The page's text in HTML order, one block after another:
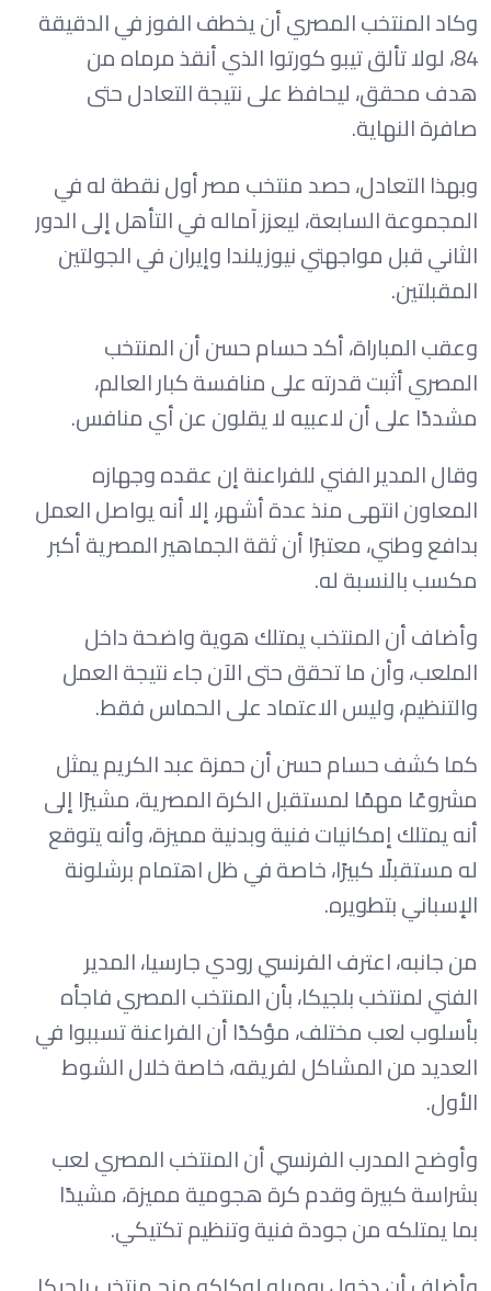
وكاد المنتخب المصري أن يخطف الفوز في الدقيقة
84، لولا تألق تيبو كورتوا الذي أنقذ مرماه من
هدف محقق، ليحافظ على نتيجة التعادل حتى
صافرة النهاية.
وبهذا التعادل، حصد منتخب مصر أول نقطة له في
المجموعة السابعة، ليعزز آماله في التأهل إلى الدور
الثاني قبل مواجهتي نيوزيلندا وإيران في الجولتين
المقبلتين.
وعقب المباراة، أكد حسام حسن أن المنتخب
المصري أثبت قدرته على منافسة كبار العالم،
مشددًا على أن لاعبيه لا يقلون عن أي منافس.
وقال المدير الفني للفراعنة إن عقده وجهازه
المعاون انتهى منذ عدة أشهر، إلا أنه يواصل العمل
بدافع وطني، معتبرًا أن ثقة الجماهير المصرية أكبر
مكسب بالنسبة له.
وأضاف أن المنتخب يمتلك هوية واضحة داخل
الملعب، وأن ما تحقق حتى الآن جاء نتيجة العمل
والتنظيم، وليس الاعتماد على الحماس فقط.
كما كشف حسام حسن أن حمزة عبد الكريم يمثل
مشروعًا مهمًا لمستقبل الكرة المصرية، مشيرًا إلى
أنه يمتلك إمكانيات فنية وبدنية مميزة، وأنه يتوقع
له مستقبلًا كبيرًا، خاصة في ظل اهتمام برشلونة
الإسباني بتطويره.
من جانبه، اعترف الفرنسي رودي جارسيا، المدير
الفني لمنتخب بلجيكا، بأن المنتخب المصري فاجأه
بأسلوب لعب مختلف، مؤكدًا أن الفراعنة تسببوا في
العديد من المشاكل لفريقه، خاصة خلال الشوط
الأول.
وأوضح المدرب الفرنسي أن المنتخب المصري لعب
بشراسة كبيرة وقدم كرة هجومية مميزة، مشيدًا
بما يمتلكه من جودة فنية وتنظيم تكتيكي.